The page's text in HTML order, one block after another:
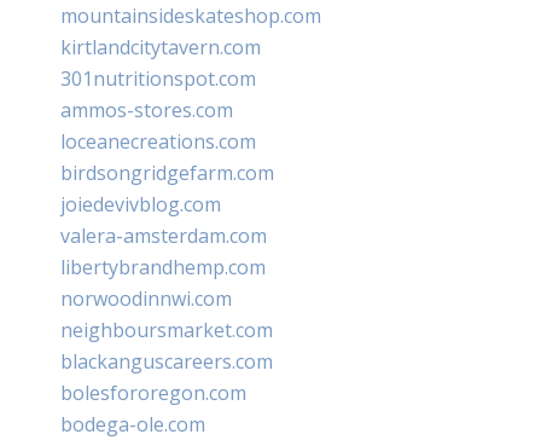
mountainsideskateshop.com
kirtlandcitytavern.com
301nutritionspot.com
ammos-stores.com
loceanecreations.com
birdsongridgefarm.com
joiedevivblog.com
valera-amsterdam.com
libertybrandhemp.com
norwoodinnwi.com
neighboursmarket.com
blackanguscareers.com
bolesfororegon.com
bodega-ole.com